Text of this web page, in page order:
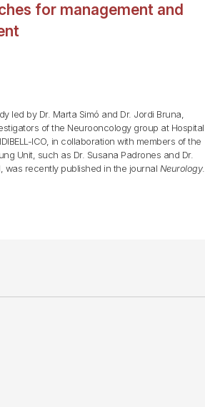
for management and
led by Dr. Marta Simó and Dr. Jordi Bruna,
of the Neurooncology group at Hospital
ICO, in collaboration with members of the
Unit, such as Dr. Susana Padrones and Dr.
was recently published in the journal Neurology.